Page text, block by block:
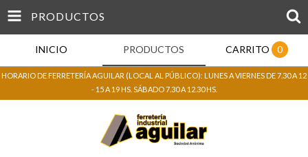
PRODUCTOS
INICIO PRODUCTOS CARRITO 0
HORARIO DE FERRETERÍA AGUILAR (LOCAL AL PÚBLICO): LUNES A VIERNES DE 7.30 A 12
- 15 A 19 HS. SÁBADO 7.30 A 12.30 HS.